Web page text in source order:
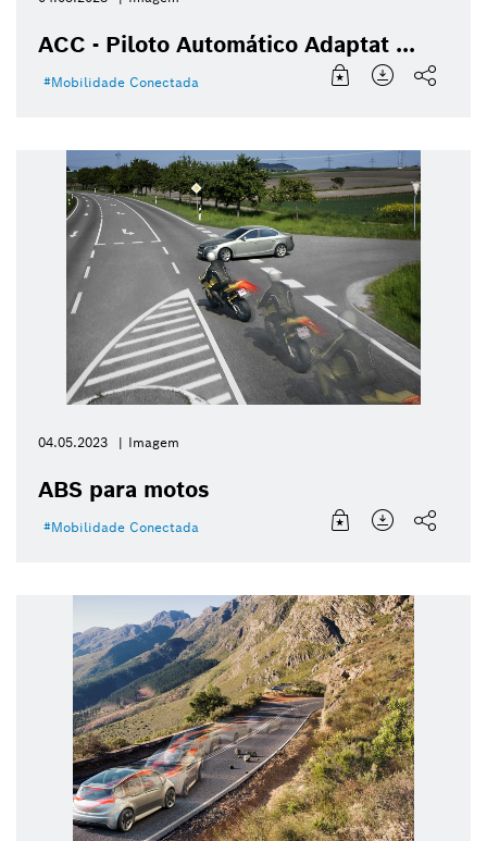
ACC - Piloto Automático Adaptat ...
Mobilidade Conectada
04.05.2023 Imagem
ABS para motos
Mobilidade Conectada